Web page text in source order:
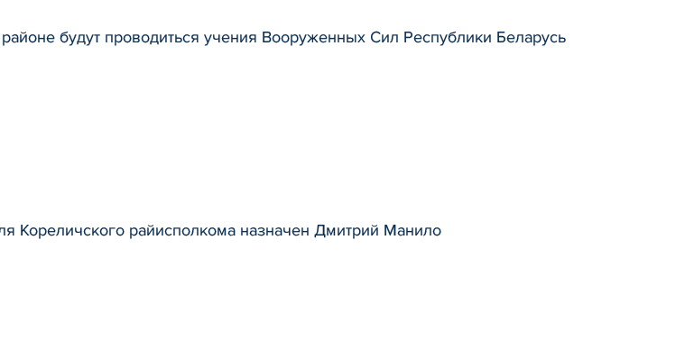
будут проводиться учения Вооруженных Сил Республики Беларусь
Кореличского райисполкома назначен Дмитрий Манило